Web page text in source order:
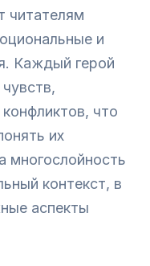
читателям
и
Каждый герой
что
их
многослойность
контекст, в
аспекты